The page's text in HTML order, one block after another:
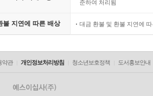
준하여 처리됨
불 지연에 따른 배상 대금 환불 및 환불 지연에
약관 개인정보처리방침 청소년보호정책 도서홍보안내